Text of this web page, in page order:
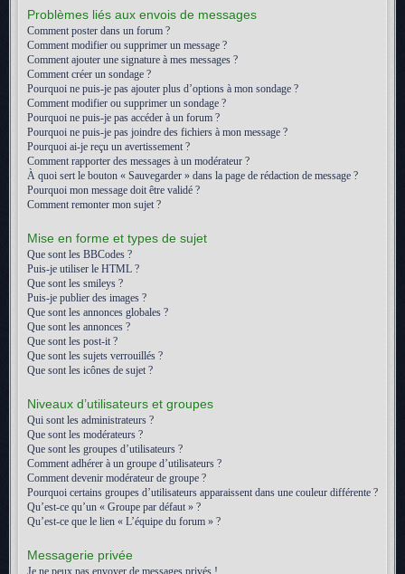
Problèmes liés aux envois de messages
Comment poster dans un forum ?
Comment modifier ou supprimer un message ?
Comment ajouter une signature à mes messages ?
Comment créer un sondage ?
Pourquoi ne puis-je pas ajouter plus d’options à mon sondage ?
Comment modifier ou supprimer un sondage ?
Pourquoi ne puis-je pas accéder à un forum ?
Pourquoi ne puis-je pas joindre des fichiers à mon message ?
Pourquoi ai-je reçu un avertissement ?
Comment rapporter des messages à un modérateur ?
À quoi sert le bouton « Sauvegarder » dans la page de rédaction de message ?
Pourquoi mon message doit être validé ?
Comment remonter mon sujet ?
Mise en forme et types de sujet
Que sont les BBCodes ?
Puis-je utiliser le HTML ?
Que sont les smileys ?
Puis-je publier des images ?
Que sont les annonces globales ?
Que sont les annonces ?
Que sont les post-it ?
Que sont les sujets verrouillés ?
Que sont les icônes de sujet ?
Niveaux d’utilisateurs et groupes
Qui sont les administrateurs ?
Que sont les modérateurs ?
Que sont les groupes d’utilisateurs ?
Comment adhérer à un groupe d’utilisateurs ?
Comment devenir modérateur de groupe ?
Pourquoi certains groupes d’utilisateurs apparaissent dans une couleur différente ?
Qu’est-ce qu’un « Groupe par défaut » ?
Qu’est-ce que le lien « L’équipe du forum » ?
Messagerie privée
Je ne peux pas envoyer de messages privés !